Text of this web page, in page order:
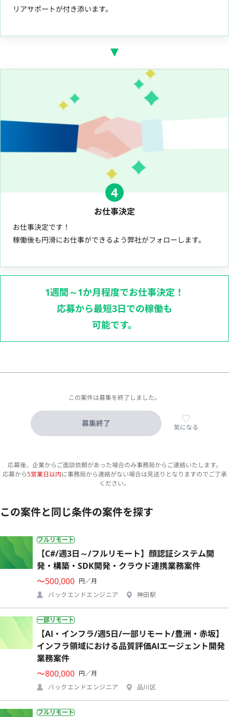
リアサポートが付き添います。
4
お仕事決定
お仕事決定です！
稼働後も円滑にお仕事ができるよう弊社がフォローします。
1週間～1か月程度でお仕事決定！
応募から最短3日での稼働も
可能です。
この案件は募集を終了しました。
募集終了 気になる
応募後、企業からご面談依頼があった場合のみ事務局からご連絡いたします。
応募から5営業日以内に事務局から連絡がない場合は見送りとなりますのでご了承
ください。
この案件と同じ条件の案件を探す
フルリモート
【C#/週3日～/フルリモート】顔認証システム開
発・構築・SDK開発・クラウド連携業務案件
〜500,000 円／月
バックエンドエンジニア
神田駅
一部リモート
【AI・インフラ/週5日/一部リモート/豊洲・赤坂】
インフラ領域における品質評価AIエージェント開発
業務案件
〜800,000 円／月
バックエンドエンジニア
品川区
フルリモート